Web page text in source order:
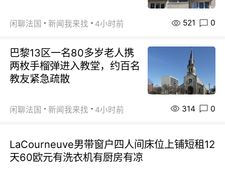
闲聊法国 新闻我来找 4小时前 521 0
巴黎13区一名80多岁老人携
两枚手榴弹进入教堂，约百名
教友紧急疏散
闲聊法国 新闻我来找 4小时前 314 0
LaCourneuve男带窗户四人间床位上铺短租12
天60欧元有洗衣机有厨房有凉